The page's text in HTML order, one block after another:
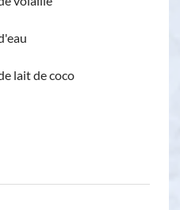
lait de coco